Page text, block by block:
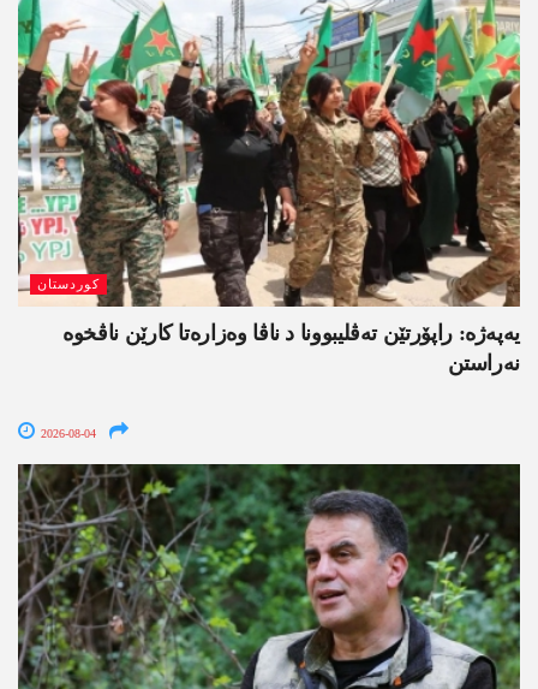
کوردستان
یەپەژە: راپۆرتێن تەڤلیبوونا د ناڤا وەزارەتا کارێن ناڤخوە
نەراستن
2026-08-04